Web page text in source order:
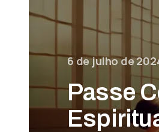
6 de julho de
Passe